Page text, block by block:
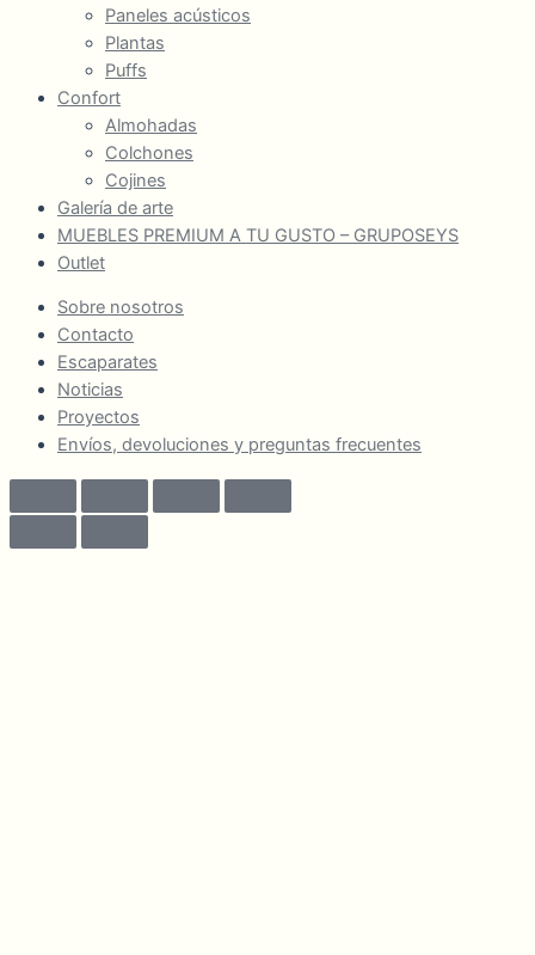
Paneles acústicos
Plantas
Puffs
Confort
Almohadas
Colchones
Cojines
Galería de arte
MUEBLES PREMIUM A TU GUSTO – GRUPOSEYS
Outlet
Sobre nosotros
Contacto
Escaparates
Noticias
Proyectos
Envíos, devoluciones y preguntas frecuentes